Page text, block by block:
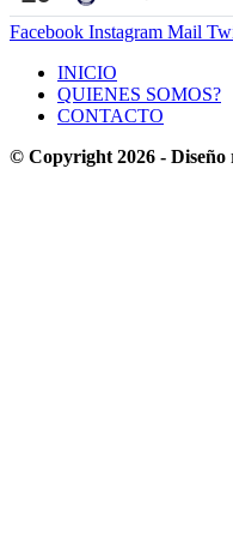
Facebook Instagram Mail
INICIO
QUIENES SOMOS?
CONTACTO
© Copyright 2026 - Diseño